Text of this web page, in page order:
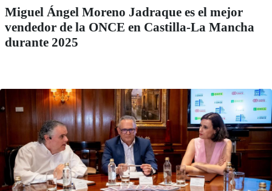
Miguel Ángel Moreno Jadraque es el mejor
vendedor de la ONCE en Castilla-La Mancha
durante 2025